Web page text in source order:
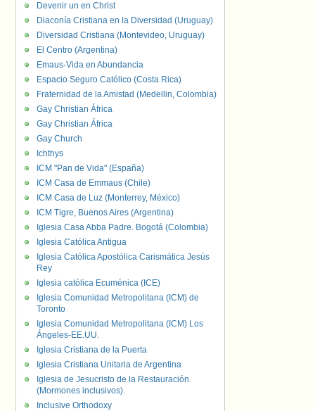
Devenir un en Christ
Diaconía Cristiana en la Diversidad (Uruguay)
Diversidad Cristiana (Montevideo, Uruguay)
El Centro (Argentina)
Emaus-Vida en Abundancia
Espacio Seguro Católico (Costa Rica)
Fraternidad de la Amistad (Medellin, Colombia)
Gay Christian África
Gay Christian África
Gay Church
Ichthys
ICM "Pan de Vida" (España)
ICM Casa de Emmaus (Chile)
ICM Casa de Luz (Monterrey, México)
ICM Tigre, Buenos Aires (Argentina)
Iglesia Casa Abba Padre. Bogotá (Colombia)
Iglesia Católica Antigua
Iglesia Católica Apostólica Carismática Jesús
Rey
Iglesia católica Ecuménica (ICE)
Iglesia Comunidad Metropolitana (ICM) de
Toronto
Iglesia Comunidad Metropolitana (ICM) Los
Ángeles-EE.UU.
Iglesia Cristiana de la Puerta
Iglesia Cristiana Unitaria de Argentina
Iglesia de Jesucristo de la Restauración.
(Mormones inclusivos).
Inclusive Orthodoxy